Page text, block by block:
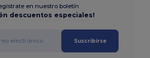
en nuestro boletín
descuentos especiales!
Suscribirse